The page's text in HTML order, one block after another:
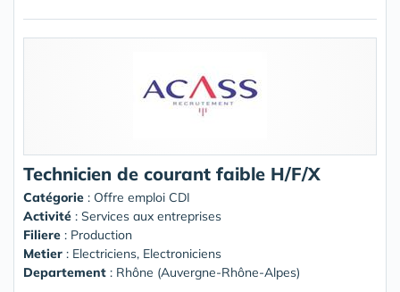
Technicien de courant faible H/F/X
Catégorie : Offre emploi CDI
Activité : Services aux entreprises
Filiere : Production
Metier : Electriciens, Electroniciens
Departement : Rhône (Auvergne-Rhône-Alpes)